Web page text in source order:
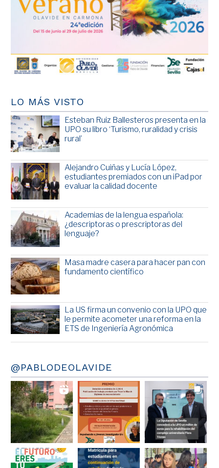
LO MÁS VISTO
Esteban Ruiz Ballesteros presenta en la
UPO su libro ‘Turismo, ruralidad y crisis
rural’
Alejandro Cuiñas y Lucía López,
estudiantes premiados con un iPad por
evaluar la calidad docente
Academias de la lengua española:
¿descriptoras o prescriptoras del
lenguaje?
Masa madre casera para hacer pan con
fundamento científico
La US firma un convenio con la UPO que
le permite acometer una reforma en la
ETS de Ingeniería Agronómica
@PABLODEOLAVIDE